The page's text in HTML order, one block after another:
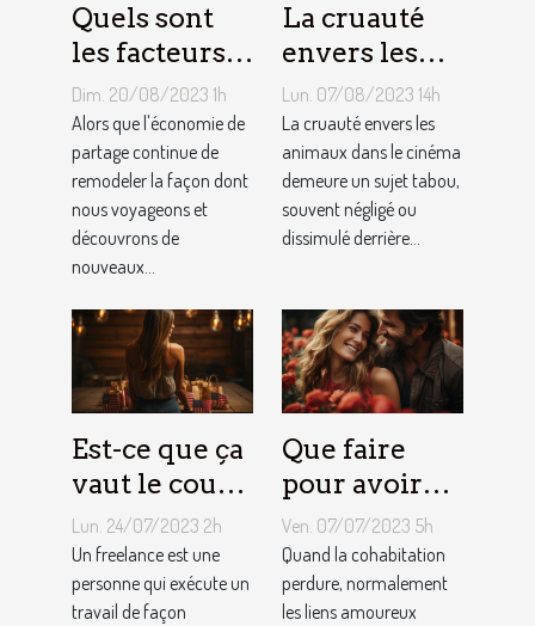
Quels sont
les facteurs
qui sous-
tendent la
tarification
des services
de
conciergerie
Dim. 20/08/2023 1h
Alors que l'économie de
partage continue de
remodeler la façon dont
nous voyageons et
découvrons de
nouveaux...
La cruauté
envers les
animaux
dans le
cinéma : un
sujet tabou
Lun. 07/08/2023 14h
La cruauté envers les
animaux dans le cinéma
demeure un sujet tabou,
souvent négligé ou
dissimulé derrière...
Est-ce que ça
vaut le coup
de devenir
indépendant
?
Lun. 24/07/2023 2h
Un freelance est une
personne qui exécute un
travail de façon
Que faire
pour avoir
toujours la
vie rose en
couple ?
Ven. 07/07/2023 5h
Quand la cohabitation
perdure, normalement
les liens amoureux